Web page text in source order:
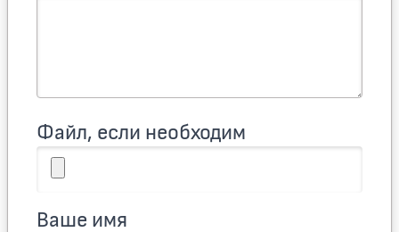
Файл, если необходим
Ваше имя